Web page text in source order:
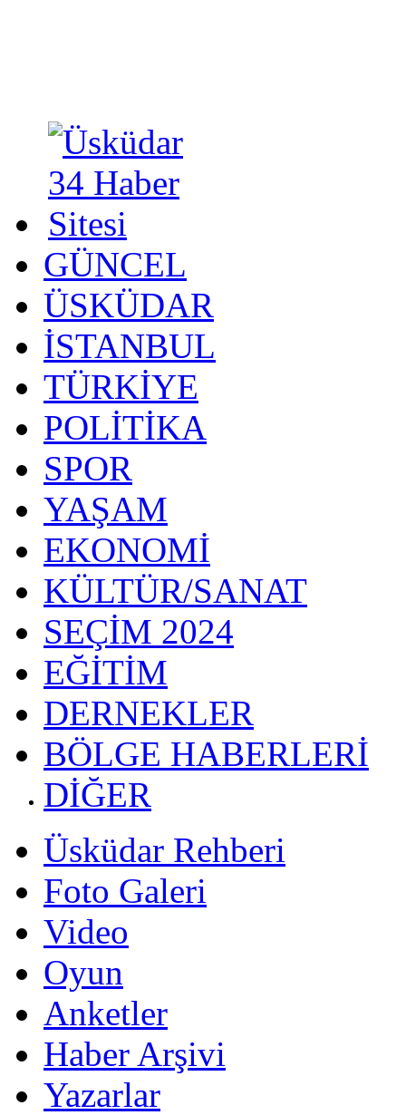
GÜNCEL
ÜSKÜDAR
İSTANBUL
TÜRKİYE
POLİTİKA
SPOR
YAŞAM
EKONOMİ
KÜLTÜR/SANAT
SEÇİM 2024
EĞİTİM
DERNEKLER
BÖLGE HABERLERİ
DİĞER
Üsküdar Rehberi
Foto Galeri
Video
Oyun
Anketler
Haber Arşivi
Yazarlar